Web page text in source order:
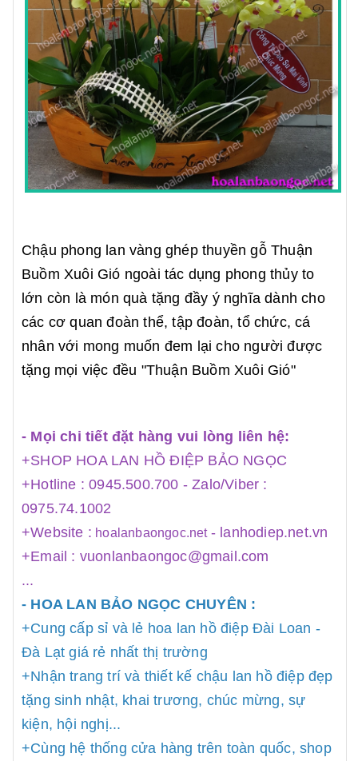
Chậu phong lan vàng ghép thuyền gỗ Thuận
Buồm Xuôi Gió ngoài tác dụng phong thủy to
lớn còn là món quà tặng đầy ý nghĩa dành cho
các cơ quan đoàn thể, tập đoàn, tổ chức, cá
nhân với mong muốn đem lại cho người được
tặng mọi việc đều "Thuận Buồm Xuôi Gió"
- Mọi chi tiết đặt hàng vui lòng liên hệ:
+SHOP HOA LAN HỒ ĐIỆP BẢO NGỌC
+Hotline : 0945.500.700 - Zalo/Viber :
0975.74.1002
+Website : hoalanbaongoc.net - lanhodiep.net.vn
+Email : vuonlanbaongoc@gmail.com
...
- HOA LAN BẢO NGỌC CHUYÊN :
+Cung cấp sỉ và lẻ hoa lan hồ điệp Đài Loan -
Đà Lạt giá rẻ nhất thị trường
+Nhận trang trí và thiết kế chậu lan hồ điệp đẹp
tặng sinh nhật, khai trương, chúc mừng, sự
kiện, hội nghị...
+Cùng hệ thống cửa hàng trên toàn quốc, shop